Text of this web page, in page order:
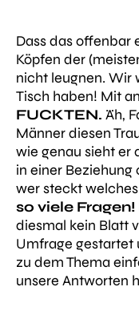
Dass das offenbar
Köpfen der
nicht leugnen. Wir
Tisch haben! Mit
FUCKTEN. Äh,
Männer diesen
wie genau sieht er
in einer Beziehung
wer steckt
so viele Fragen!
diesmal kein Blatt
Umfrage gestartet
zu dem Thema
unsere Antworten